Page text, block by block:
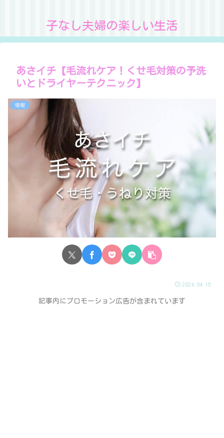
子なし夫婦の楽しい生活
あさイチ【毛流れケア！くせ毛対策の予洗
いとドライヤーテクニック】
情報
2024.04.15
記事内にプロモーション広告が含まれています